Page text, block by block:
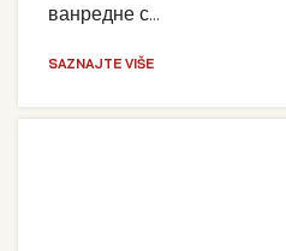
ванредне с...
SAZNAJTE VIŠE